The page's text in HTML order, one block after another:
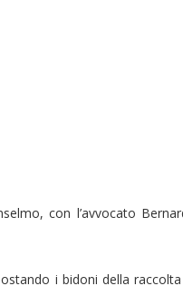
con l’avvocato
i bidoni della